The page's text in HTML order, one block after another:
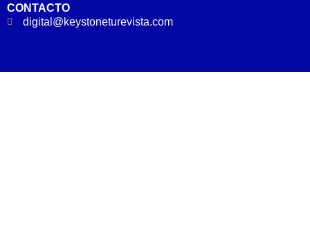
CONTACTO
digital@keystoneturevista.com